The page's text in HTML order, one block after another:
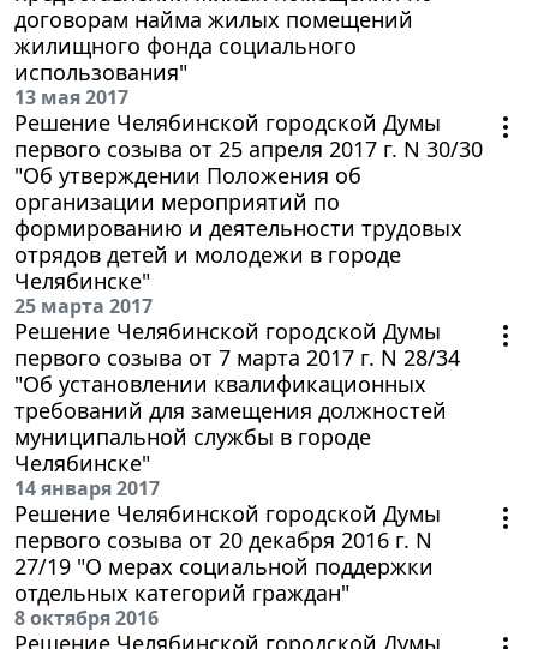
договорам найма жилых помещений
жилищного фонда социального
использования"
13 мая 2017
Решение Челябинской городской Думы
первого созыва от 25 апреля 2017 г. N 30/30
"Об утверждении Положения об
организации мероприятий по
формированию и деятельности трудовых
отрядов детей и молодежи в городе
Челябинске"
25 марта 2017
Решение Челябинской городской Думы
первого созыва от 7 марта 2017 г. N 28/34
"Об установлении квалификационных
требований для замещения должностей
муниципальной службы в городе
Челябинске"
14 января 2017
Решение Челябинской городской Думы
первого созыва от 20 декабря 2016 г. N
27/19 "О мерах социальной поддержки
отдельных категорий граждан"
8 октября 2016
Решение Челябинской городской Думы